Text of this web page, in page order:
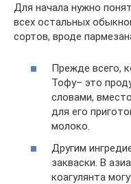
Для начала нужно
всех остальных
сортов, вроде
Прежде всего,
Тофу– это
словами,
для его
молоко.
Другим
закваски. В
коагулянта